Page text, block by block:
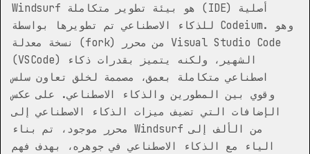
Windsurf هو بيئة تطوير متكاملة (IDE) أصلية
للذكاء الاصطناعي تم تطويرها بواسطة Codeium. وهو
نسخة معدلة (fork) من محرر Visual Studio Code
(VSCode) الشهير، ولكنه يتميز بقدرات ذكاء
اصطناعي متكاملة بعمق، مصممة لخلق تعاون سلس
وقوي بين المطورين والذكاء الاصطناعي. على عكس
الإضافات التي تضيف ميزات الذكاء الاصطناعي إلى
محرر موجود، تم بناء Windsurf من الألف إلى
الياء مع الذكاء الاصطناعي في جوهره، بهدف فهم